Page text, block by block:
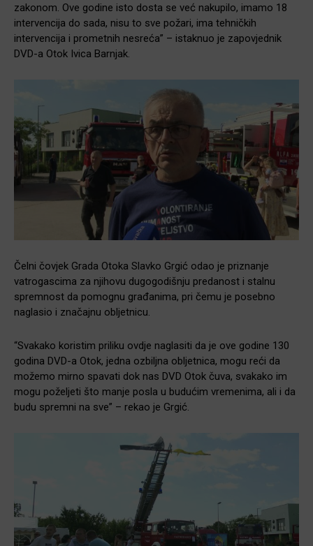
zakonom. Ove godine isto dosta se već nakupilo, imamo 18
intervencija do sada, nisu to sve požari, ima tehničkih
intervencija i prometnih nesreća” – istaknuo je zapovjednik
DVD-a Otok Ivica Barnjak.
Čelni čovjek Grada Otoka Slavko Grgić odao je priznanje
vatrogascima za njihovu dugogodišnju predanost i stalnu
spremnost da pomognu građanima, pri čemu je posebno
naglasio i značajnu obljetnicu.
“Svakako koristim priliku ovdje naglasiti da je ove godine 130
godina DVD-a Otok, jedna ozbiljna obljetnica, mogu reći da
možemo mirno spavati dok nas DVD Otok čuva, svakako im
mogu poželjeti što manje posla u budućim vremenima, ali i da
budu spremni na sve” – rekao je Grgić.